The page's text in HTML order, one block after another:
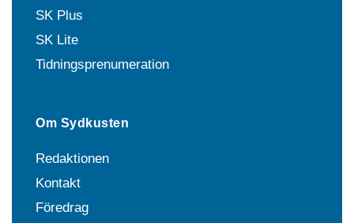
SK Plus
SK Lite
Tidningsprenumeration
Om Sydkusten
Redaktionen
Kontakt
Föredrag